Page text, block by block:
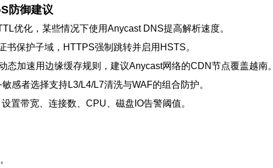
防御建议
优化，某些情况下使用Anycast DNS提高解析速度。
书保护子域，HTTPS强制跳转并启用HSTS。
加速用边缘缓存规则，建议Anycast网络的CDN节点覆盖越南。
感者选择支持L3/L4/L7清洗与WAF的组合防护。
置带宽、连接数、CPU、磁盘IO告警阈值。